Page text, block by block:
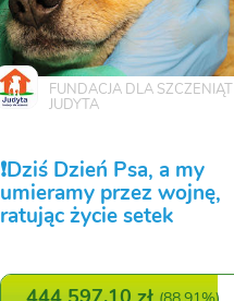
FUNDACJA DLA SZCZENIĄT
JUDYTA
❗️Dziś Dzień Psa, a my
umieramy przez wojnę,
ratując życie setek